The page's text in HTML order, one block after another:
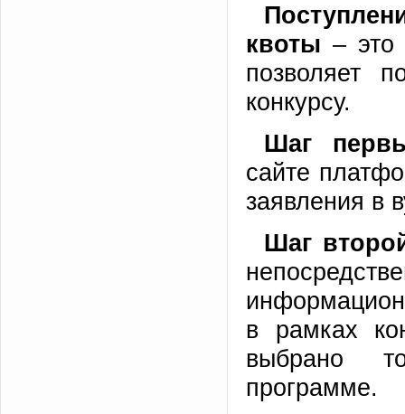
квоты – это
позволяет
конкурсу.
Шаг
сайте
заявления в
Шаг
в рамках
выбрано
программе.